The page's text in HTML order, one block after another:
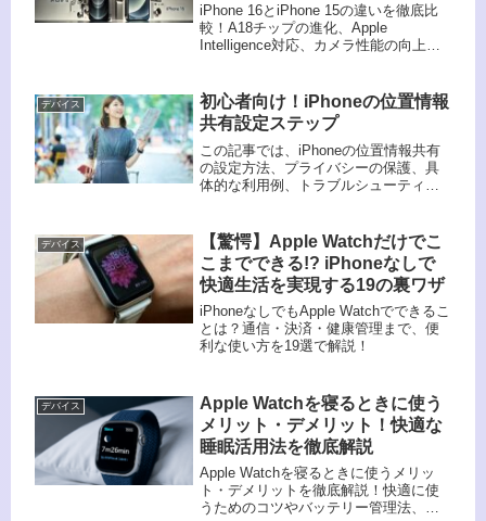
iPhone 16とiPhone 15の違いを徹底比
較！A18チップの進化、Apple
Intelligence対応、カメラ性能の向上、
します。どっちを買うべきか迷ってい
る方は必見！
デバイス
初心者向け！iPhoneの位置情報
共有設定ステップ
この記事では、iPhoneの位置情報共有
の設定方法、プライバシーの保護、具
体的な利用例、トラブルシューティン
イドです。
デバイス
【驚愕】Apple Watchだけでこ
こまでできる!? iPhoneなしで
快適生活を実現する19の裏ワザ
iPhoneなしでもApple Watchでできるこ
とは？通信・決済・健康管理まで、便
利な使い方を19選で解説！
デバイス
Apple Watchを寝るときに使う
メリット・デメリット！快適な
睡眠活用法を徹底解説
Apple Watchを寝るときに使うメリッ
ト・デメリットを徹底解説！快適に使
うためのコツやバッテリー管理法、睡